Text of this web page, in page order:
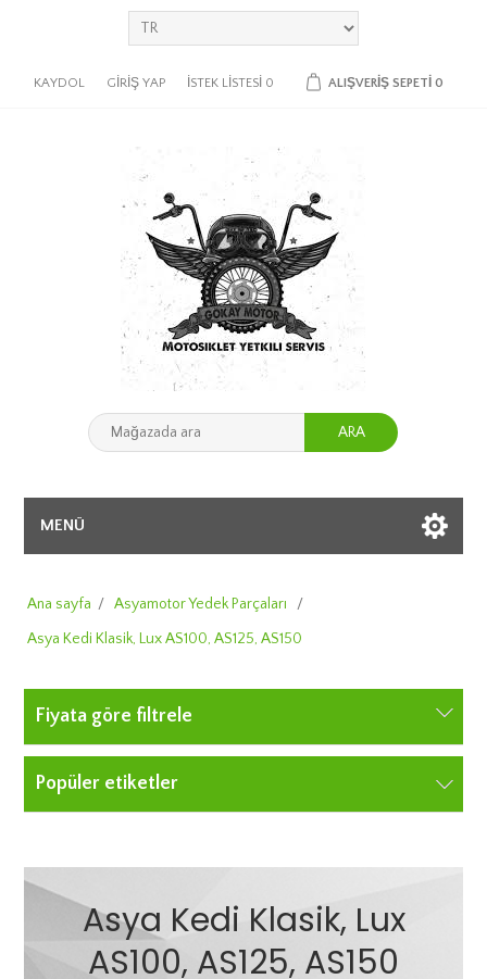
KAYDOL GIRIŞ YAP İSTEK LISTESI 0 ALIŞVERIŞ SEPETI 0
ARA
MENÜ
Ana sayfa / Asyamotor Yedek Parçaları
/
Asya Kedi Klasik, Lux AS100, AS125, AS150
Fiyata göre filtrele
Popüler etiketler
Asya Kedi Klasik, Lux
AS100, AS125, AS150